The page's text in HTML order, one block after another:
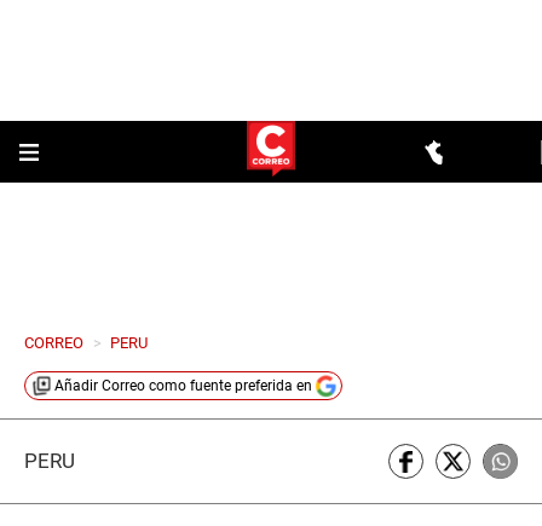
CORREO > PERU
Añadir Correo como fuente preferida en
PERÚ